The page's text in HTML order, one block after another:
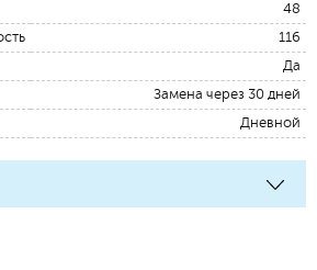
48
116
Да
Замена через 30 дней
Дневной